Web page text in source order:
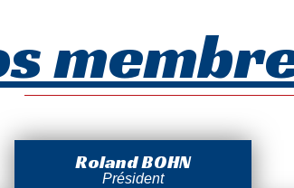
Roland BOHN
Président